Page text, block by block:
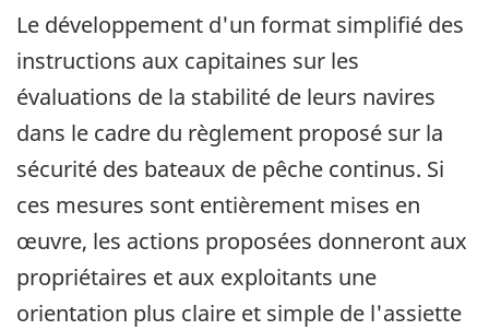
Le développement d'un format simplifié des
instructions aux capitaines sur les
évaluations de la stabilité de leurs navires
dans le cadre du règlement proposé sur la
sécurité des bateaux de pêche continus. Si
ces mesures sont entièrement mises en
œuvre, les actions proposées donneront aux
propriétaires et aux exploitants une
orientation plus claire et simple de l'assiette